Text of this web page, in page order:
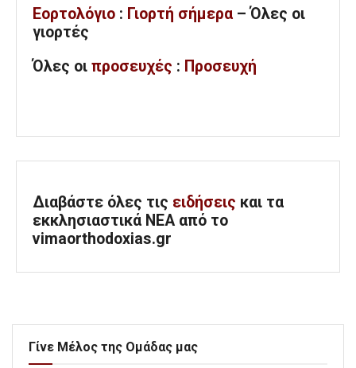
Εορτολόγιο : Γιορτή σήμερα – Όλες οι
γιορτές
Όλες οι προσευχές : Προσευχή
Διαβάστε όλες τις ειδήσεις και τα
εκκλησιαστικά ΝΕΑ από το
vimaorthodoxias.gr
Γίνε Μέλος της Ομάδας μας